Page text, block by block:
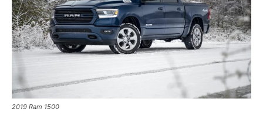
2019 Ram 1500